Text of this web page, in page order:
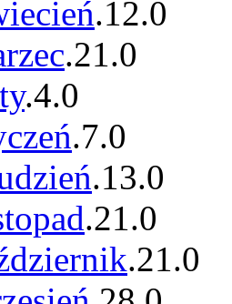
.12.0
.21.0
.4.0
.7.0
.13.0
.21.0
.21.0